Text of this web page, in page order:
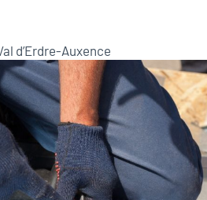
d’Erdre-Auxence